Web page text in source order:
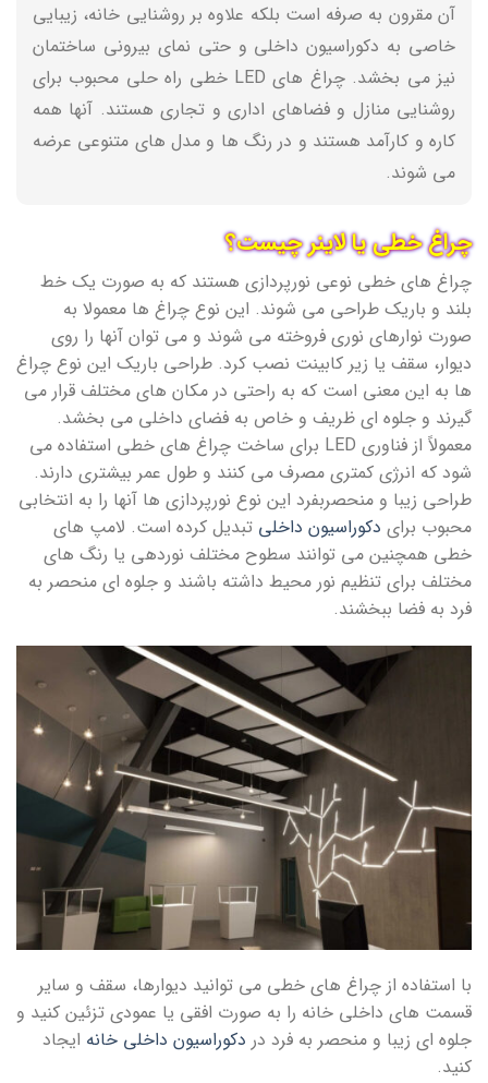
آن مقرون به صرفه است بلکه علاوه بر روشنایی خانه، زیبایی
خاصی به دکوراسیون داخلی و حتی نمای بیرونی ساختمان
نیز می بخشد. چراغ های LED خطی راه حلی محبوب برای
روشنایی منازل و فضاهای اداری و تجاری هستند. آنها همه
کاره و کارآمد هستند و در رنگ ها و مدل های متنوعی عرضه
می شوند.
چراغ خطی یا لاینر چیست؟
چراغ های خطی نوعی نورپردازی هستند که به صورت یک خط
بلند و باریک طراحی می شوند. این نوع چراغ ها معمولا به
صورت نوارهای نوری فروخته می شوند و می توان آنها را روی
دیوار، سقف یا زیر کابینت نصب کرد. طراحی باریک این نوع چراغ
ها به این معنی است که به راحتی در مکان های مختلف قرار می
گیرند و جلوه ای ظریف و خاص به فضای داخلی می بخشد.
معمولاً از فناوری LED برای ساخت چراغ های خطی استفاده می
شود که انرژی کمتری مصرف می کنند و طول عمر بیشتری دارند.
طراحی زیبا و منحصربفرد این نوع نورپردازی ها آنها را به انتخابی
محبوب برای دکوراسیون داخلی تبدیل کرده است. لامپ های
خطی همچنین می توانند سطوح مختلف نوردهی یا رنگ های
مختلف برای تنظیم نور محیط داشته باشند و جلوه ای منحصر به
فرد به فضا ببخشند.
با استفاده از چراغ های خطی می توانید دیوارها، سقف و سایر
قسمت های داخلی خانه را به صورت افقی یا عمودی تزئین کنید و
جلوه ای زیبا و منحصر به فرد در دکوراسیون داخلی خانه ایجاد
کنید.